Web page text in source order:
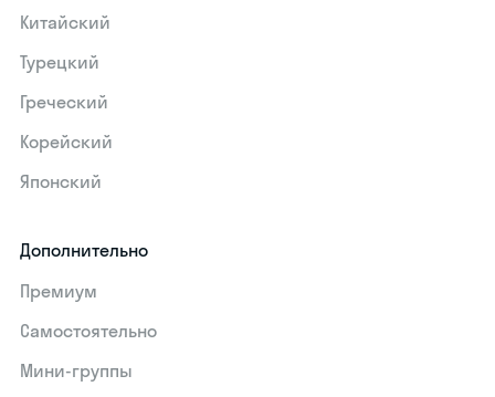
Китайский
Турецкий
Греческий
Корейский
Японский
Дополнительно
Премиум
Самостоятельно
Мини-группы